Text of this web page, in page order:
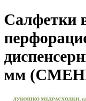
Салфетки
мм